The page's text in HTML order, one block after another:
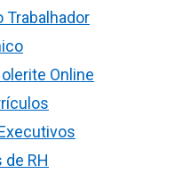
Trabalhador
Online
RH